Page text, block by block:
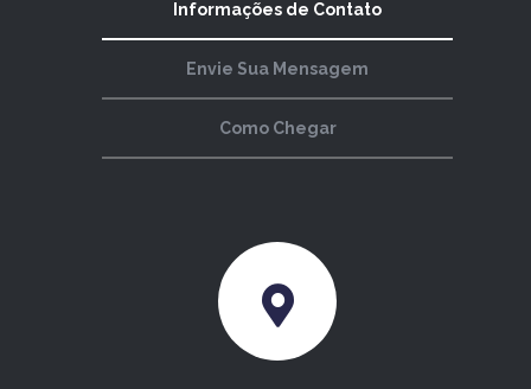
Informações de Contato
Envie Sua Mensagem
Como Chegar